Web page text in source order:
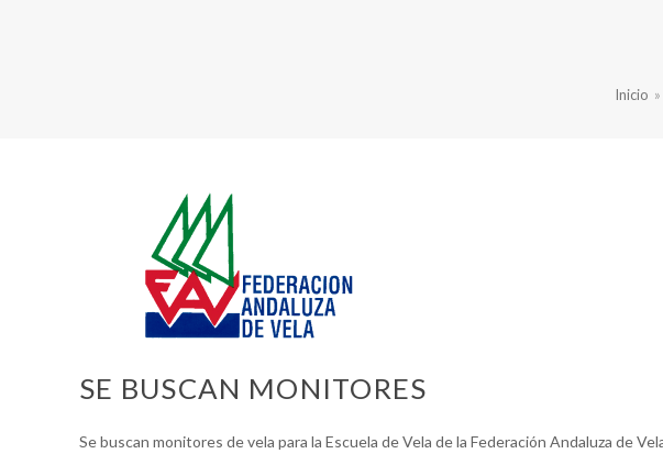
Inicio »
SE BUSCAN MONITORES
Se buscan monitores de vela para la Escuela de Vela de la Federación Andaluza de